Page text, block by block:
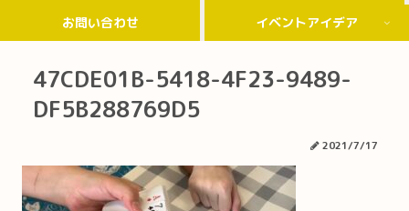
お問い合わせ イベントアイデア
47CDE01B-5418-4F23-9489-
DF5B288769D5
2021/7/17